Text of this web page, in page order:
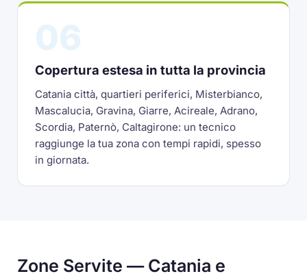
Copertura estesa in tutta la provincia
Catania città, quartieri periferici, Misterbianco,
Mascalucia, Gravina, Giarre, Acireale, Adrano,
Scordia, Paternò, Caltagirone: un tecnico
raggiunge la tua zona con tempi rapidi, spesso
in giornata.
Zone Servite — Catania e